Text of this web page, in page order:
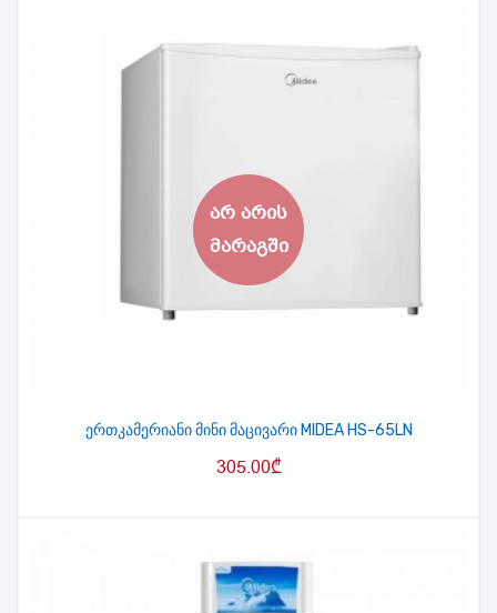
ერთკამერიანი მინი მაცივარი MIDEA HS-65LN
305.00₾